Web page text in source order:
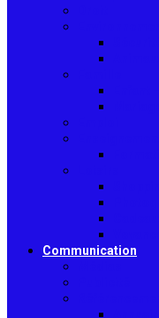
Communication